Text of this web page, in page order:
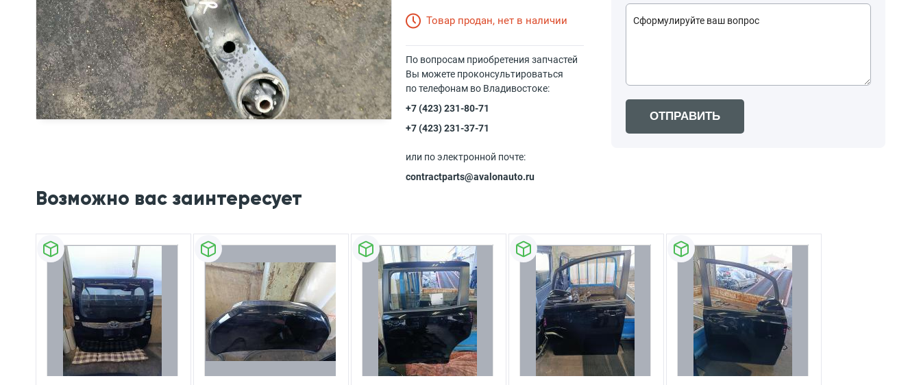
Товар продан, нет в наличии
По вопросам приобретения запчастей
Вы можете проконсультироваться
по телефонам во Владивостоке:
+7 (423) 231-80-71
+7 (423) 231-37-71
или по электронной почте:
contractparts@avalonauto.ru
ОТПРАВИТЬ
Возможно вас заинтересует